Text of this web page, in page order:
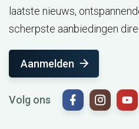
laatste nieuws,
scherpste aanbiedingen
Aanmelden
Volg ons